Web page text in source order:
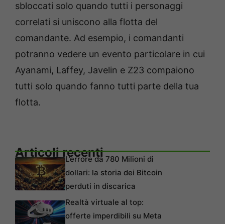
sbloccati solo quando tutti i personaggi
correlati si uniscono alla flotta del
comandante. Ad esempio, i comandanti
potranno vedere un evento particolare in cui
Ayanami, Laffey, Javelin e Z23 compaiono
tutti solo quando fanno tutti parte della tua
flotta.
Articoli recentiL’errore da 780 Milioni di
dollari: la storia dei Bitcoin
perduti in discarica
Realtà virtuale al top:
offerte imperdibili su Meta